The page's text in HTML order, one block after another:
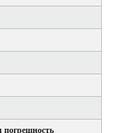
погрешность